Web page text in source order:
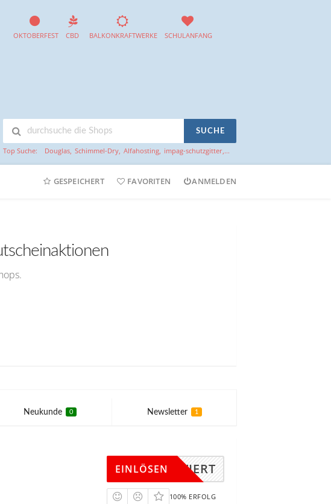
OKTOBERFEST CBD BALKONKRAFTWERKE SCHULANFANG
SUCHE
Top Suche: Douglas, Schimmel-Dry, Alfahosting, impag-schutzgitter,...
GESPEICHERT FAVORITEN ANMELDEN
Neukunde 0 Newsletter 1
KTIVIERT
EINLÖSEN
100% ERFOLG